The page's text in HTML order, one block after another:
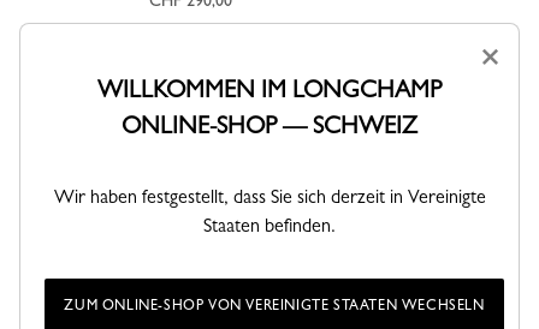
La Maison Unique verwandelt sich in einen
×
WILLKOMMEN IM LONGCHAMP
ONLINE-SHOP — SCHWEIZ
Wir haben festgestellt, dass Sie sich derzeit in Vereinigte
Staaten befinden.
ZUM ONLINE-SHOP VON VEREINIGTE STAATEN WECHSELN